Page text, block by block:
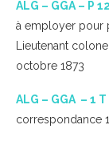
ALG – GGA – P
à employer pour
Lieutenant
octobre 1873
ALG – GGA – 1
correspondance